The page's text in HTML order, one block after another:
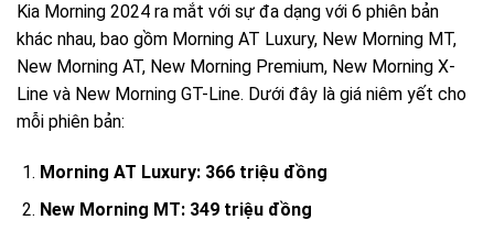
Kia Morning 2024 ra mắt với sự đa dạng với 6 phiên bản
khác nhau, bao gồm Morning AT Luxury, New Morning MT,
New Morning AT, New Morning Premium, New Morning X-
Line và New Morning GT-Line. Dưới đây là giá niêm yết cho
mỗi phiên bản:
Morning AT Luxury: 366 triệu đồng
New Morning MT: 349 triệu đồng